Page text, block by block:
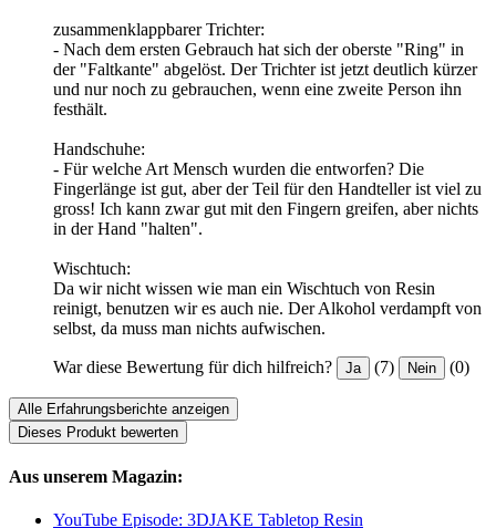
zusammenklappbarer Trichter:
- Nach dem ersten Gebrauch hat sich der oberste "Ring" in
der "Faltkante" abgelöst. Der Trichter ist jetzt deutlich kürzer
und nur noch zu gebrauchen, wenn eine zweite Person ihn
festhält.
Handschuhe:
- Für welche Art Mensch wurden die entworfen? Die
Fingerlänge ist gut, aber der Teil für den Handteller ist viel zu
gross! Ich kann zwar gut mit den Fingern greifen, aber nichts
in der Hand "halten".
Wischtuch:
Da wir nicht wissen wie man ein Wischtuch von Resin
reinigt, benutzen wir es auch nie. Der Alkohol verdampft von
selbst, da muss man nichts aufwischen.
War diese Bewertung für dich hilfreich? Ja (7) Nein (0)
Alle Erfahrungsberichte anzeigen
Dieses Produkt bewerten
Aus unserem Magazin:
YouTube Episode: 3DJAKE Tabletop Resin